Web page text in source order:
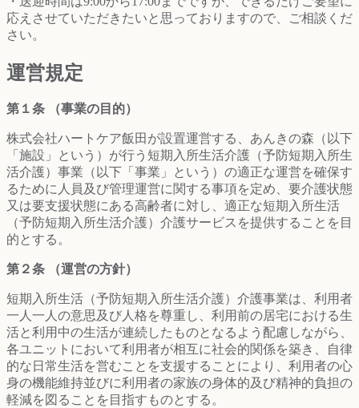
応えさせていただきたいと思っておりますので、ご相談くだ
さい。
運営規定
第１条 （事業の目的）
株式会社ハートケア飯田が設置運営する、あんきの森（以下
「施設」という）が行う短期入所生活介護（予防短期入所生
活介護）事業（以下「事業」という）の適正な運営を確保す
るために人員及び管理運営に関する事項を定め、要介護状態
又は要支援状態にある高齢者に対し、適正な短期入所生活
（予防短期入所生活介護）介護サービスを提供することを目
的とする。
第２条 （運営の方針）
短期入所生活（予防短期入所生活介護）介護事業は、利用者
一人一人の意思及び人格を尊重し、利用前の居宅における生
活と利用中の生活が連続したものとなるよう配慮しながら、
各ユニットにおいて利用者が相互に社会的関係を築き、自律
的な日常生活を営むことを支援することにより、利用者の心
身の機能維持並びに利用者の家族の身体的及び精神的負担の
軽減を図ることを目指すものとする。